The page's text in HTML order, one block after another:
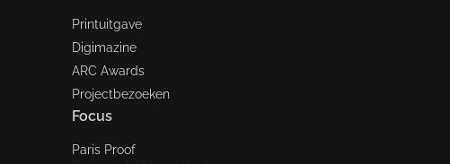
Printuitgave
Digimazine
ARC Awards
Projectbezoeken
Focus
Paris Proof